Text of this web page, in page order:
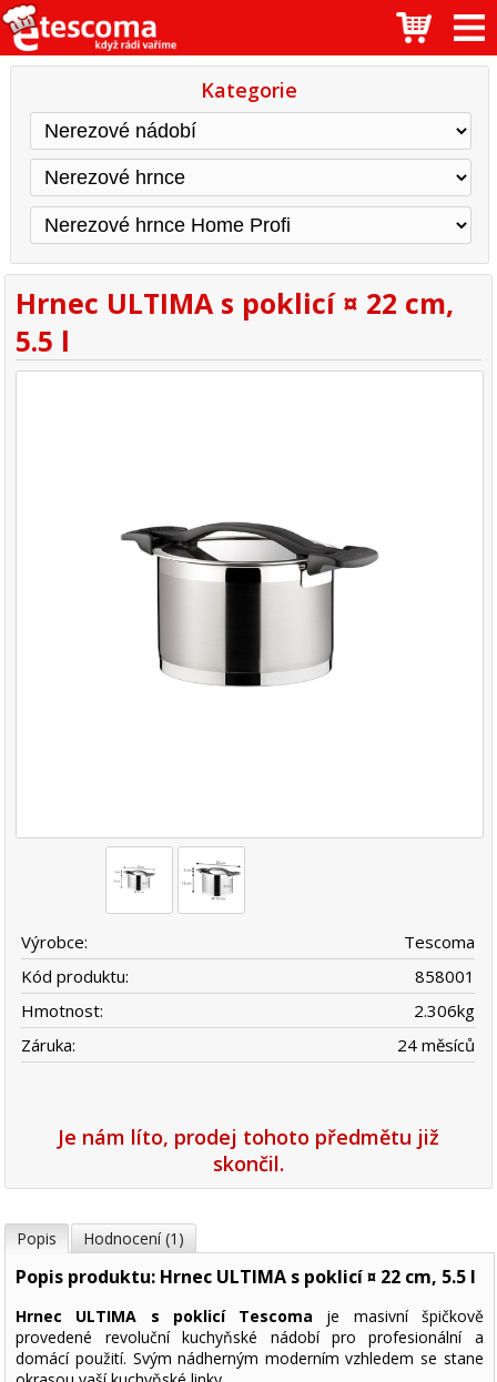
Kategorie
Hrnec ULTIMA s poklicí ¤ 22 cm,
5.5 l
Výrobce:
Tescoma
Kód produktu:
858001
Hmotnost:
2.306kg
Záruka:
24 měsíců
Je nám líto, prodej tohoto předmětu již
skončil.
Popis Hodnocení (1)
Popis produktu: Hrnec ULTIMA s poklicí ¤ 22 cm, 5.5 l
Hrnec ULTIMA s poklicí Tescoma je masivní špičkově
provedené revoluční kuchyňské nádobí pro profesionální a
domácí použití. Svým nádherným moderním vzhledem se stane